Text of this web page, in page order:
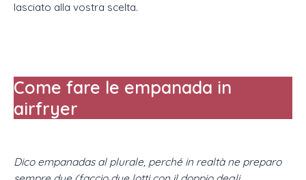
lasciato alla vostra scelta.
Come fare le empanada in
airfryer
Dico empanadas al plurale, perché in realtà ne preparo